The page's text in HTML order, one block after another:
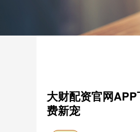
大财配资官网
费新宠